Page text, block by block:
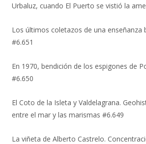
Urbaluz, cuando El Puerto se vistió la
Los últimos coletazos de una enseñanza
#6.651
En 1970, bendición de los espigones de
#6.650
El Coto de la Isleta y Valdelagrana.
entre el mar y las marismas #6.649
La viñeta de Alberto Castrelo.